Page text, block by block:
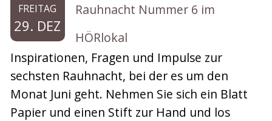
FREITAG
29. DEZ
Rauhnacht Nummer 6 im
HÖRlokal
Inspirationen, Fragen und Impulse zur
sechsten Rauhnacht, bei der es um den
Monat Juni geht. Nehmen Sie sich ein Blatt
Papier und einen Stift zur Hand und los